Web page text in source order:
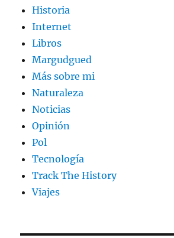
Historia
Internet
Libros
Margudgued
Más sobre mi
Naturaleza
Noticias
Opinión
Pol
Tecnología
Track The History
Viajes